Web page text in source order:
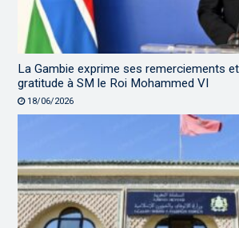
La Gambie exprime ses remerciements
gratitude à SM le Roi Mohammed VI
18/06/2026